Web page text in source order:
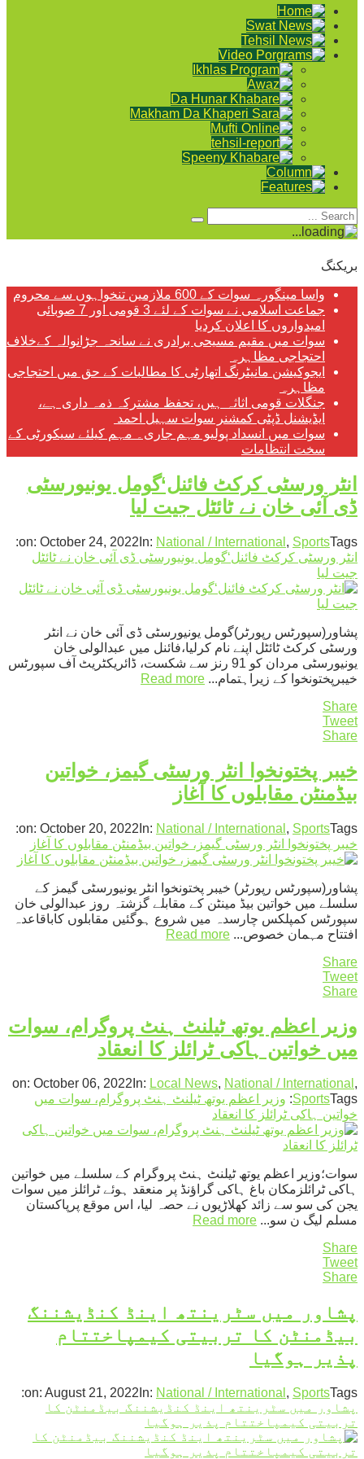
بریکنگ
واسا مینگورہ سوات کے 600 ملازمین تنخواہوں سے محروم
جماعت اسلامی نے سوات کے لئے 3 قومی اور 7 صوبائی
امیدواروں کا اعلان کردیا
سوات میں مقیم مسیحی برادری نے سانحہ جڑانوالہ کےخلاف
احتجاجی مظاہرہ
ایجوکیشن مانیٹرنگ اتھارٹی کا مطالبات کے حق میں احتجاجی
مظاہرہ
جنگلات قومی اثاثہ ہیں، تحفظ مشترکہ ذمہ داری ہے،
ایڈیشنل ڈپٹی کمشنر سوات سہیل احمد
سوات میں انسداد پولیو مہم جاری۔ مہم کیلئے سیکورٹی کے
سخت انتظامات
انٹر ورسٹی کرکٹ فائنل‘گومل یونیورسٹی
ڈی آئی خان نے ٹائٹل جیت لیا
on: October 24, 2022 In: National / International , SportsTags:
انٹر ورسٹی کرکٹ فائنل‘گومل یونیورسٹی ڈی آئی خان نے ٹائٹل
جیت لیا
پشاور(سپورٹس رپورٹر)گومل یونیورسٹی ڈی آئی خان نے انٹر
ورسٹی کرکٹ ٹائٹل اپنے نام کرلیا،فائنل میں عبدالولی خان
یونیورسٹی مردان کو 91 رنز سے شکست، ڈائریکٹریٹ آف سپورٹس
خیبرپختونخوا کے زیراہتمام... Read more
Share
Tweet
Share
خیبر پختونخوا انٹر ورسٹی گیمز، خواتین
بیڈمنٹن مقابلوں کا آغاز
on: October 20, 2022 In: National / International , SportsTags:
خیبر پختونخوا انٹر ورسٹی گیمز، خواتین بیڈمنٹن مقابلوں کا آغاز
پشاور(سپورٹس رپورٹر) خیبر پختونخوا انٹر یونیورسٹی گیمز کے
سلسلے میں خواتین بیڈ مینٹن کے مقابلے گزشتہ روز عبدالولی خان
سپورٹس کمپلکس چارسدہ میں شروع ہوگئیں مقابلوں کاباقاعدہ
افتتاح مہمان خصوص... Read more
Share
Tweet
Share
وزیر اعظم یوتھ ٹیلنٹ ہنٹ پروگرام، سوات
میں خواتین ہاکی ٹرائلز کا انعقاد
on: October 06, 2022 In: Local News, National / International ,
SportsTags:
وزیر اعظم یوتھ ٹیلنٹ ہنٹ پروگرام، سوات میں
خواتین ہاکی ٹرائلز کا انعقاد
سوات؛وزیر اعظم یوتھ ٹیلنٹ ہنٹ پروگرام کے سلسلے میں خواتین
ہاکی ٹرائلزمکان باغ ہاکی گراؤنڈ پر منعقد ہوئے ٹرائلز میں سوات
یجن کی سو سے زائد کھلاڑیوں نے حصہ لیا، اس موقع پرپاکستان
مسلم لیگ ن سو... Read more
Share
Tweet
Share
پشاور میں سٹرینتھ اینڈ کنڈیشننگ
بیڈمنٹن کا تربیتی کیمپاختتام
پذیر ہوگیا
on: August 21, 2022 In: National / International , SportsTags:
پشاور میں سٹرینتھ اینڈ کنڈیشننگ بیڈمنٹن کا
تربیتی کیمپاختتام پذیر ہوگیا